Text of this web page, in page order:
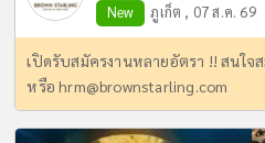
New ภูเก็ต , 07 ส.ค. 69
เปิดรับสมัครงานหลายอัตรา !! สนใจ
หรือhrm@brownstarling.com